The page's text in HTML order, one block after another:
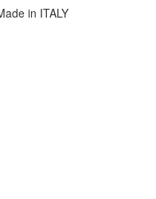
in ITALY